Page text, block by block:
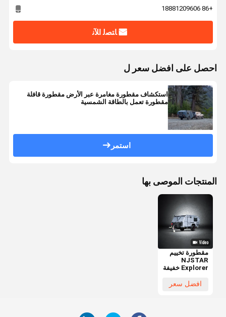
+86 18881209606
ﺎﺘﺼﻟ ﺍﻶﻧ
احصل على افضل سعر ل
استكشاف مقطورة مغامرة عبر الأرض مقطورة قافلة
مقطورة تعمل بالطاقة الشمسية
استمر
المنتجات الموصى بها
مقطورة تخييم
NJSTAR
Explorer خفيفة
على الطرق
افضل سعر